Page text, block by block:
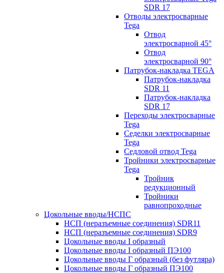
SDR 17
Отводы электросварные
Tega
Отвод
электросварной 45°
Отвод
электросварной 90°
Патрубок-накладка TEGA
Патрубок-накладка
SDR 11
Патрубок-накладка
SDR 17
Переходы электросварные
Tega
Седелки электросварные
Tega
Седловой отвод Tega
Тройники электросварные
Tega
Тройник
редукционный
Тройники
равнопроходные
Цокольные вводы/НСПС
НСП (неразъемные соединения) SDR11
НСП (неразъемные соединения) SDR9
Цокольные вводы I образный
Цокольные вводы I образный ПЭ100
Цокольные вводы Г образный (без футляра)
Цокольные вводы Г образный ПЭ100